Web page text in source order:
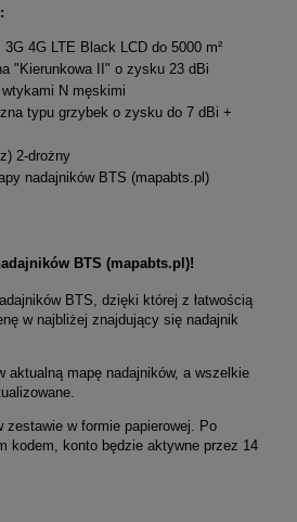
4G LTE Black LCD do 5000 m²
"Kierunkowa II" o zysku 23 dBi
N męskimi
typu grzybek o zysku do 7 dBi +
2-drożny
nadajników BTS (mapabts.pl)
BTS (mapabts.pl)!
BTS, dzięki której z łatwością
w najbliżej znajdujący się nadajnik
aktualną mapę nadajników, a wszelkie
zestawie w formie papierowej. Po
kodem, konto będzie aktywne przez 14